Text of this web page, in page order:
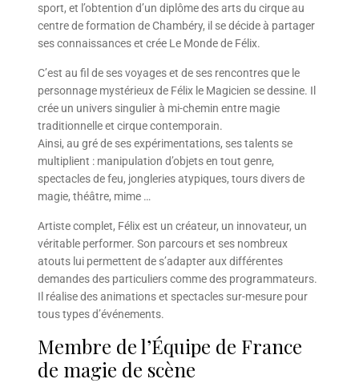
sport, et l’obtention d’un diplôme des arts du cirque au
centre de formation de Chambéry, il se décide à partager
ses connaissances et crée Le Monde de Félix.
C’est au fil de ses voyages et de ses rencontres que le
personnage mystérieux de Félix le Magicien se dessine. Il
crée un univers singulier à mi-chemin entre magie
traditionnelle et cirque contemporain.
Ainsi, au gré de ses expérimentations, ses talents se
multiplient : manipulation d’objets en tout genre,
spectacles de feu, jongleries atypiques, tours divers de
magie, théâtre, mime …
Artiste complet, Félix est un créateur, un innovateur, un
véritable performer. Son parcours et ses nombreux
atouts lui permettent de s’adapter aux différentes
demandes des particuliers comme des programmateurs.
Il réalise des animations et spectacles sur-mesure pour
tous types d’événements.
Membre de l’Équipe de France
de magie de scène